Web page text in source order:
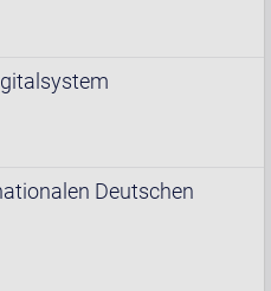
Deutschen